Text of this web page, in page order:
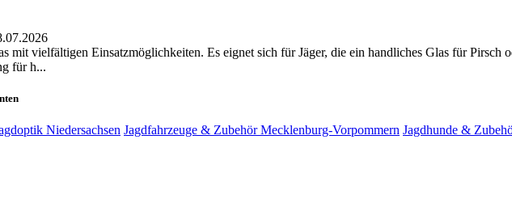
mit vielfältigen Einsatzmöglichkeiten. Es eignet sich für Jäger, die ein handliches Glas für Pirsch
für h...
Niedersachsen Jagdfahrzeuge & Zubehör Mecklenburg-Vorpommern Jagdhunde &